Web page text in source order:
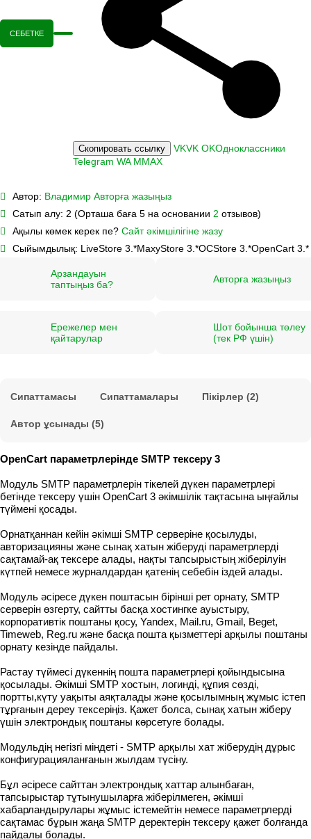
СЕБЕТКЕ
Скопировать ссылку VKVK OKОдноклассники
Telegram WA MMAX
Автор: Владимир Авторға жазыңыз
Сатып алу: 2 (Орташа баға 5 на основании 2 отзывов)
Ақылы көмек керек пе? Сайт әкімшілігіне жазу
Сыйымдылық: LiveStore 3.*MaxyStore 3.*OCStore 3.*OpenCart 3.*
Арзандауын
таптыңыз ба?
Авторға жазыңыз
Ережелер мен
қайтарулар
Шот бойынша төлеу
(тек РФ үшін)
Сипаттамасы Сипаттамалары Пікірлер (2)
Автор ұсынады (5)
OpenCart параметрлерінде SMTP тексеру 3
Модуль SMTP параметрлерін тікелей дүкен параметрлері
бетінде тексеру үшін OpenCart 3 әкімшілік тақтасына ыңғайлы
түймені қосады.
Орнатқаннан кейін әкімші SMTP серверіне қосылуды,
авторизацияны және сынақ хатын жіберуді параметрлерді
сақтамай-ақ тексере алады, нақты тапсырыстың жіберілуін
күтпей немесе журналдардан қатенің себебін іздей алады.
Модуль әсіресе дүкен поштасын бірінші рет орнату, SMTP
серверін өзгерту, сайтты басқа хостингке ауыстыру,
корпоративтік поштаны қосу, Yandex, Mail.ru, Gmail, Beget,
Timeweb, Reg.ru және басқа пошта қызметтері арқылы поштаны
орнату кезінде пайдалы.
Растау түймесі дүкеннің пошта параметрлері қойындысына
қосылады. Әкімші SMTP хостын, логинді, құпия сөзді,
портты,күту уақыты аяқталады және қосылымның жұмыс істеп
тұрғанын дереу тексеріңіз. Қажет болса, сынақ хатын жіберу
үшін электрондық поштаны көрсетуге болады.
Модульдің негізгі міндеті - SMTP арқылы хат жіберудің дұрыс
конфигурацияланғанын жылдам түсіну.
Бұл әсіресе сайттан электрондық хаттар алынбаған,
тапсырыстар тұтынушыларға жіберілмеген, әкімші
хабарландырулары жұмыс істемейтін немесе параметрлерді
сақтамас бұрын жаңа SMTP деректерін тексеру қажет болғанда
пайдалы болады.